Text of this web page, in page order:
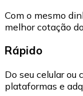
Com o mesmo
melhor cotação
Rápido
Do seu celular ou
plataformas e